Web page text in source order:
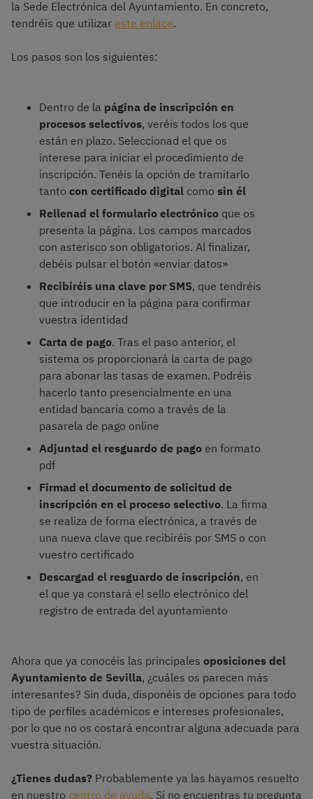
la Sede Electrónica del Ayuntamiento. En concreto,
tendréis que utilizar este enlace.
Los pasos son los siguientes:
Dentro de la página de inscripción en
procesos selectivos, veréis todos los que
están en plazo. Seleccionad el que os
interese para iniciar el procedimiento de
inscripción. Tenéis la opción de tramitarlo
tanto con certificado digital como sin él
Rellenad el formulario electrónico que os
presenta la página. Los campos marcados
con asterisco son obligatorios. Al finalizar,
debéis pulsar el botón «enviar datos»
Recibiréis una clave por SMS, que tendréis
que introducir en la página para confirmar
vuestra identidad
Carta de pago. Tras el paso anterior, el
sistema os proporcionará la carta de pago
para abonar las tasas de examen. Podréis
hacerlo tanto presencialmente en una
entidad bancaria como a través de la
pasarela de pago online
Adjuntad el resguardo de pago en formato
pdf
Firmad el documento de solicitud de
inscripción en el proceso selectivo. La firma
se realiza de forma electrónica, a través de
una nueva clave que recibiréis por SMS o con
vuestro certificado
Descargad el resguardo de inscripción, en
el que ya constará el sello electrónico del
registro de entrada del ayuntamiento
Ahora que ya conocéis las principales oposiciones del
Ayuntamiento de Sevilla, ¿cuáles os parecen más
interesantes? Sin duda, disponéis de opciones para todo
tipo de perfiles académicos e intereses profesionales,
por lo que no os costará encontrar alguna adecuada para
vuestra situación.
¿Tienes dudas? Probablemente ya las hayamos resuelto
en nuestro centro de ayuda. Si no encuentras tu pregunta